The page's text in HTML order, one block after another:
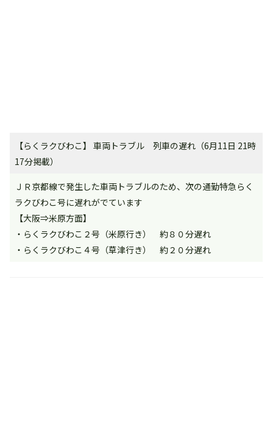
【らくラクびわこ】 車両トラブル 列車の遅れ（6月11日 21時
17分掲載）
ＪＲ京都線で発生した車両トラブルのため、次の通勤特急らく
ラクびわこ号に遅れがでています
【大阪⇒米原方面】
・らくラクびわこ２号（米原行き） 約８０分遅れ
・らくラクびわこ４号（草津行き） 約２０分遅れ